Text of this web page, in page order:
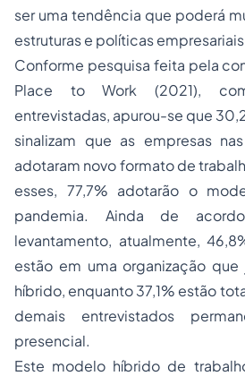
ser uma tendência que poderá
estruturas e políticas
Conforme pesquisa feita pela
Place to Work (2021),
entrevistadas, apurou-se que
sinalizam que as empresas
adotaram novo formato de
esses, 77,7% adotarão o
pandemia. Ainda de
levantamento, atualmente,
estão em uma organização
híbrido, enquanto 37,1% estão
demais entrevistados
presencial.
Este modelo híbrido de